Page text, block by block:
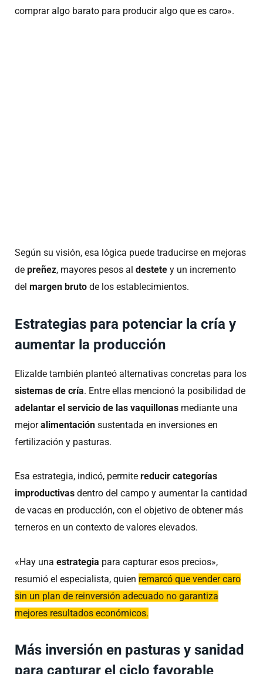
comprar algo barato para producir algo que es caro».
Según su visión, esa lógica puede traducirse en mejoras
de preñez, mayores pesos al destete y un incremento
del margen bruto de los establecimientos.
Estrategias para potenciar la cría y
aumentar la producción
Elizalde también planteó alternativas concretas para los
sistemas de cría. Entre ellas mencionó la posibilidad de
adelantar el servicio de las vaquillonas mediante una
mejoralimentación sustentada en inversiones en
fertilización y pasturas.
Esa estrategia, indicó, permite reducir categorías
improductivas dentro del campo y aumentar la cantidad
de vacas en producción, con el objetivo de obtener más
terneros en un contexto de valores elevados.
«Hay una estrategia para capturar esos precios»,
resumió el especialista, quien remarcó que vender caro
sin un plan de reinversión adecuado no garantiza
mejores resultados económicos.
Más inversión en pasturas y sanidad
para capturar el ciclo favorable